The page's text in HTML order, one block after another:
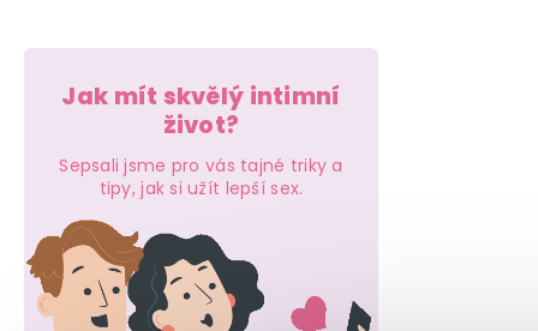
Jak mít skvělý intimní
život?
Sepsali jsme pro vás tajné triky a
tipy, jak si užít lepší sex.